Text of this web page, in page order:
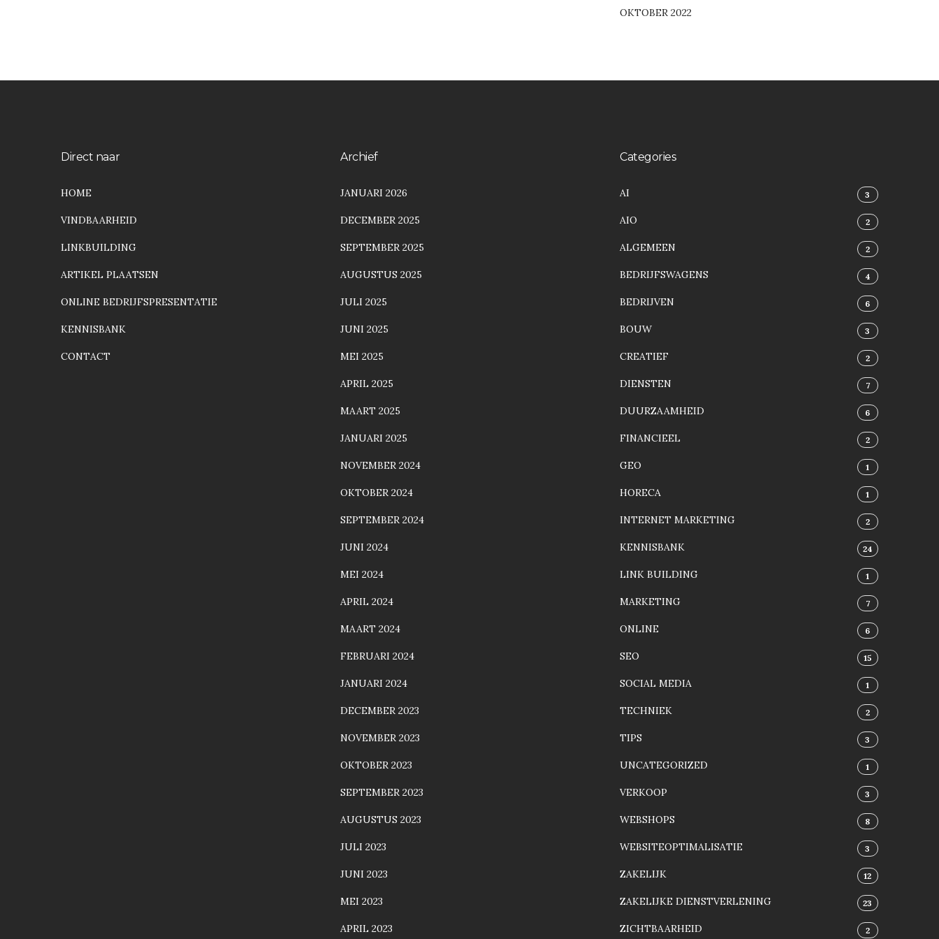
OKTOBER 2022
Direct naar
HOME
VINDBAARHEID
LINKBUILDING
ARTIKEL PLAATSEN
ONLINE BEDRIJFSPRESENTATIE
KENNISBANK
CONTACT
Archief
JANUARI 2026
DECEMBER 2025
SEPTEMBER 2025
AUGUSTUS 2025
JULI 2025
JUNI 2025
MEI 2025
APRIL 2025
MAART 2025
JANUARI 2025
NOVEMBER 2024
OKTOBER 2024
SEPTEMBER 2024
JUNI 2024
MEI 2024
APRIL 2024
MAART 2024
FEBRUARI 2024
JANUARI 2024
DECEMBER 2023
NOVEMBER 2023
OKTOBER 2023
SEPTEMBER 2023
AUGUSTUS 2023
JULI 2023
JUNI 2023
MEI 2023
APRIL 2023
Categories
AI 3
AIO 2
ALGEMEEN 2
BEDRIJFSWAGENS 4
BEDRIJVEN 6
BOUW 3
CREATIEF 2
DIENSTEN 7
DUURZAAMHEID 6
FINANCIEEL 2
GEO 1
HORECA 1
INTERNET MARKETING 2
KENNISBANK 24
LINK BUILDING 1
MARKETING 7
ONLINE 6
SEO 15
SOCIAL MEDIA 1
TECHNIEK 2
TIPS 3
UNCATEGORIZED 1
VERKOOP 3
WEBSHOPS 8
WEBSITEOPTIMALISATIE 3
ZAKELIJK 12
ZAKELIJKE DIENSTVERLENING 23
ZICHTBAARHEID 2